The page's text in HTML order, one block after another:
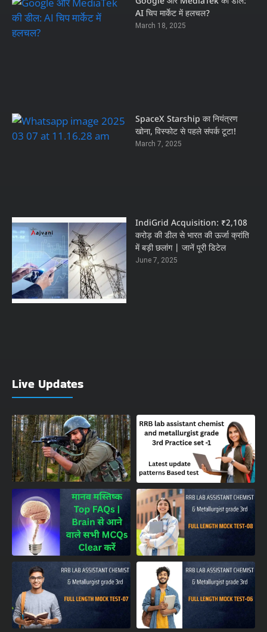
AI चिप मार्केट में हलचल?
March 18, 2025
SpaceX Starship का नियंत्रण
खोना, विस्फोट से पहले संपर्क टूटा!
March 7, 2025
IndiGrid Acquisition: ₹2,108
करोड़ की डील से भारत की ऊर्जा क्रांति
में बड़ी छलांग | जानें पूरी डिटेल
June 7, 2025
Live Updates